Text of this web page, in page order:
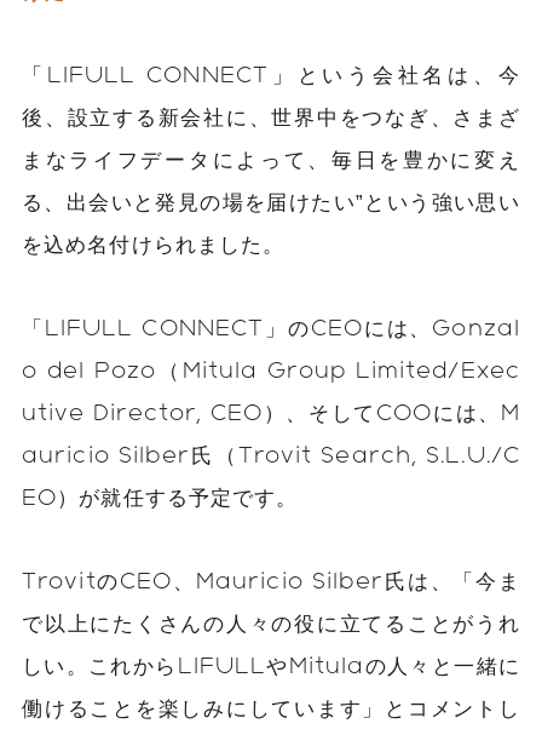
「LIFULL CONNECT」という会社名は、今
後、設立する新会社に、世界中をつなぎ、さまざ
まなライフデータによって、毎日を豊かに変え
る、出会いと発見の場を届けたい”という強い思い
を込め名付けられました。
「LIFULL CONNECT」のCEOには、Gonzal
o del Pozo（Mitula Group Limited/Exec
utive Director, CEO）、そしてCOOには、M
auricio Silber氏（Trovit Search, S.L.U./C
EO）が就任する予定です。
TrovitのCEO、Mauricio Silber氏は、「今ま
で以上にたくさんの人々の役に立てることがうれ
しい。これからLIFULLやMitulaの人々と一緒に
働けることを楽しみにしています」とコメントし